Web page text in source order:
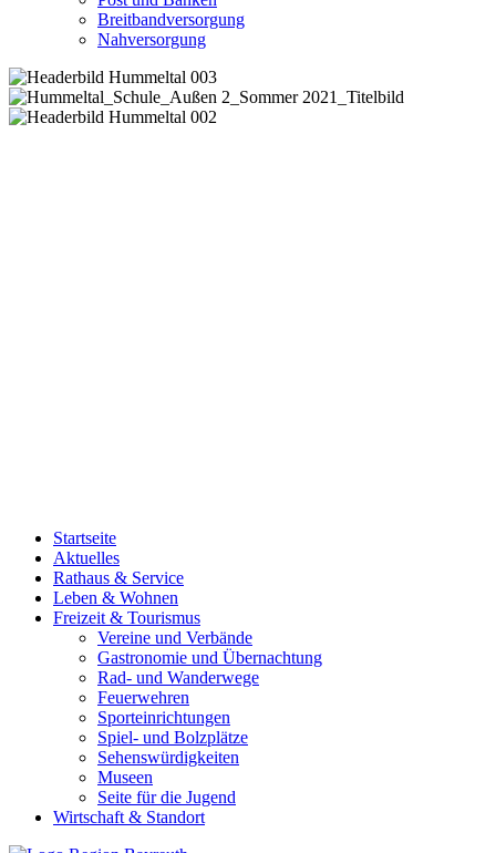
Breitbandversorgung
Nahversorgung
Startseite
Aktuelles
Rathaus & Service
Leben & Wohnen
Freizeit & Tourismus
Vereine und Verbände
Gastronomie und Übernachtung
Rad- und Wanderwege
Feuerwehren
Sporteinrichtungen
Spiel- und Bolzplätze
Sehenswürdigkeiten
Museen
Seite für die Jugend
Wirtschaft & Standort